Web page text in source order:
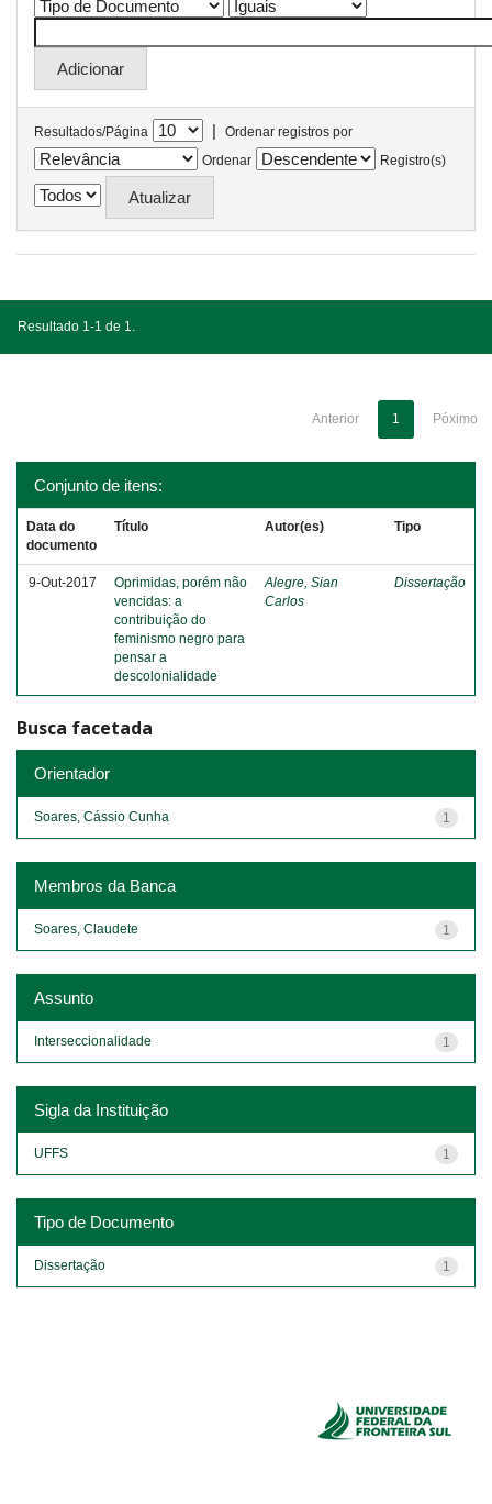
Resultados/Página |
Ordenar registros por
Ordenar
Registro(s)
Resultado 1-1 de 1.
Anterior 1 Póximo
Conjunto de itens:
Data do
documento
Título Autor(es) Tipo
9-Out-2017
Oprimidas, porém não
vencidas: a
contribuição do
feminismo negro para
pensar a
descolonialidade
Alegre, Sian
Carlos
Dissertação
Busca facetada
Orientador
1
Soares, Cássio Cunha
Membros da Banca
1
Soares, Claudete
Assunto
1
Interseccionalidade
Sigla da Instituição
1
UFFS
Tipo de Documento
1
Dissertação